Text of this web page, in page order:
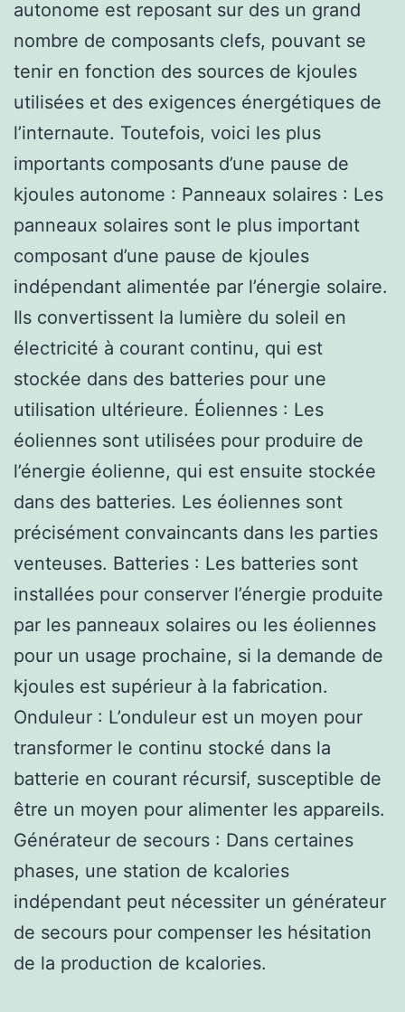
autonome est reposant sur des un grand
nombre de composants clefs, pouvant se
tenir en fonction des sources de kjoules
utilisées et des exigences énergétiques de
l’internaute. Toutefois, voici les plus
importants composants d’une pause de
kjoules autonome : Panneaux solaires : Les
panneaux solaires sont le plus important
composant d’une pause de kjoules
indépendant alimentée par l’énergie solaire.
Ils convertissent la lumière du soleil en
électricité à courant continu, qui est
stockée dans des batteries pour une
utilisation ultérieure. Éoliennes : Les
éoliennes sont utilisées pour produire de
l’énergie éolienne, qui est ensuite stockée
dans des batteries. Les éoliennes sont
précisément convaincants dans les parties
venteuses. Batteries : Les batteries sont
installées pour conserver l’énergie produite
par les panneaux solaires ou les éoliennes
pour un usage prochaine, si la demande de
kjoules est supérieur à la fabrication.
Onduleur : L’onduleur est un moyen pour
transformer le continu stocké dans la
batterie en courant récursif, susceptible de
être un moyen pour alimenter les appareils.
Générateur de secours : Dans certaines
phases, une station de kcalories
indépendant peut nécessiter un générateur
de secours pour compenser les hésitation
de la production de kcalories.